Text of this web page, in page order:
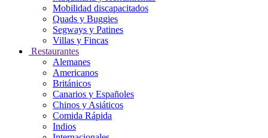
Mobilidad discapacitados
Quads y Buggies
Segways y Patines
Villas y Fincas
Restaurantes
Alemanes
Americanos
Británicos
Canarios y Españoles
Chinos y Asiáticos
Comida Rápida
Indios